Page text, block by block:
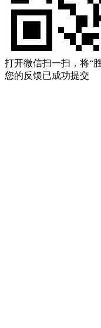
打开微信扫一扫，将
您的反馈已成功提交